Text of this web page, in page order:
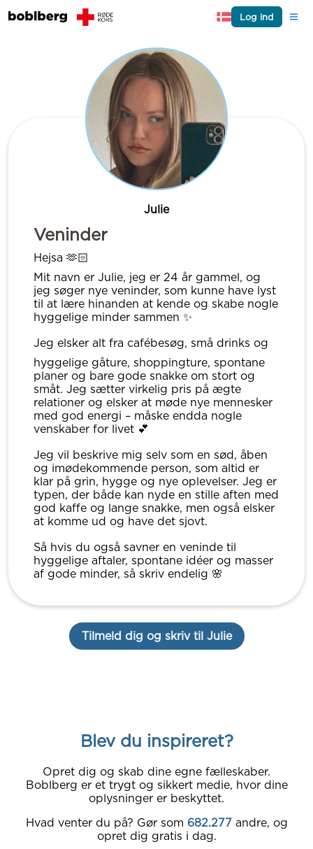
Log ind
Julie
Veninder
Hejsa 🫶🏻
Mit navn er Julie, jeg er 24 år gammel, og
jeg søger nye veninder, som kunne have lyst
til at lære hinanden at kende og skabe nogle
hyggelige minder sammen ✨
Jeg elsker alt fra cafébesøg, små drinks og
hyggelige gåture, shoppingture, spontane
planer og bare gode snakke om stort og
småt. Jeg sætter virkelig pris på ægte
relationer og elsker at møde nye mennesker
med god energi – måske endda nogle
venskaber for livet 💕
Jeg vil beskrive mig selv som en sød, åben
og imødekommende person, som altid er
klar på grin, hygge og nye oplevelser. Jeg er
typen, der både kan nyde en stille aften med
god kaffe og lange snakke, men også elsker
at komme ud og have det sjovt.
Så hvis du også savner en veninde til
hyggelige aftaler, spontane idéer og masser
af gode minder, så skriv endelig 🌸
Tilmeld dig og skriv til Julie
Blev du inspireret?
Opret dig og skab dine egne fælleskaber.
Boblberg er et trygt og sikkert medie, hvor dine
oplysninger er beskyttet.
Hvad venter du på? Gør som 682.277 andre, og
opret dig gratis i dag.